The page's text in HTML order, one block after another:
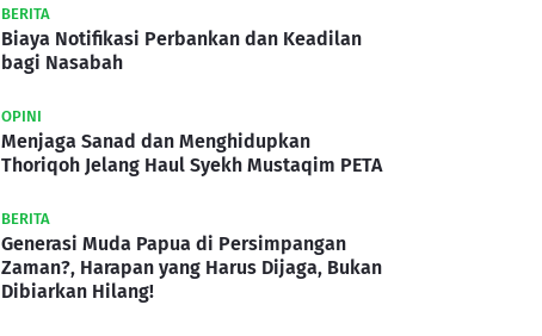
BERITA
Biaya Notifikasi Perbankan dan Keadilan
bagi Nasabah
OPINI
Menjaga Sanad dan Menghidupkan
Thoriqoh Jelang Haul Syekh Mustaqim PETA
BERITA
Generasi Muda Papua di Persimpangan
Zaman?, Harapan yang Harus Dijaga, Bukan
Dibiarkan Hilang!